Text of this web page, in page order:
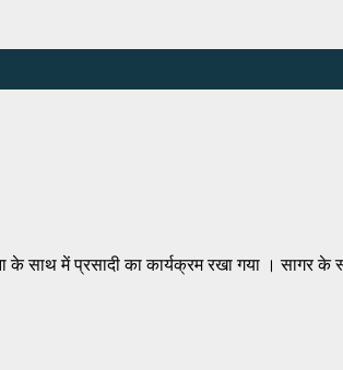
के साथ में प्रसादी का कार्यक्रम रखा गया । सागर के